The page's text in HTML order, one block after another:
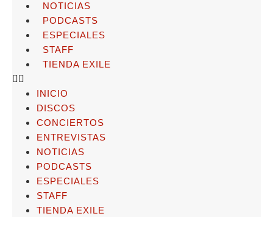
NOTICIAS
PODCASTS
ESPECIALES
STAFF
TIENDA EXILE
INICIO
DISCOS
CONCIERTOS
ENTREVISTAS
NOTICIAS
PODCASTS
ESPECIALES
STAFF
TIENDA EXILE